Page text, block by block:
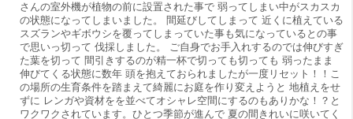
さんの室外機が植物の前に設置された事で 弱ってしまい中がスカスカ
の状態になってしまいました。 間延びしてしまって 近くに植えている
スズランやギボウシを覆ってしまっていた事も気になっているとの事
で思いっ切って 伐採しました。 ご自身でお手入れするのでは伸びすぎ
た葉を切って 間引きするのが精一杯で切っても切っても 弱ったまま
伸びてくる状態に数年 頭を抱えておられましたが一度リセット！！こ
の場所の生育条件を踏まえて綺麗にお庭を作り変えようと 地植えをせ
ずに レンガや資材をを並べてオシャレ空間にするのもありかな！？と
ワクワクされています。ひとつ季節が進んで 夏の間きれいに咲いてく